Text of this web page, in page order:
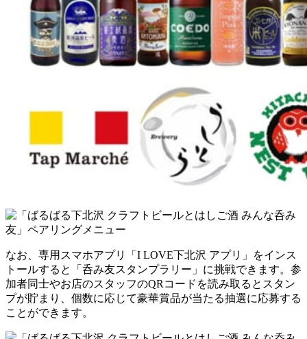
なお、専用スマホアプリ「I LOVE下北沢 アプリ」をインス
トールすると「呑み友スタンプラリー」に挑戦できます。参
加者同士やお店のスタッフのQRコードを読み取るとスタン
プが貯まり、個数に応じて豪華賞品が当たる抽選に応募する
ことができます。